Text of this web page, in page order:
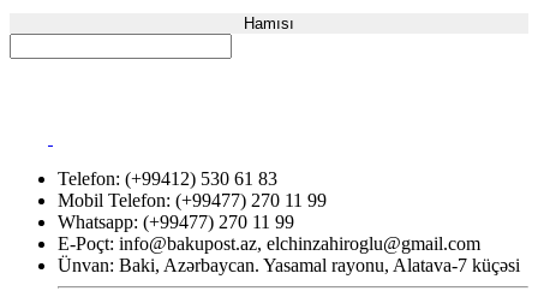
Hamısı
Telefon: (+99412) 530 61 83
Mobil Telefon: (+99477) 270 11 99
Whatsapp: (+99477) 270 11 99
E-Poçt: info@bakupost.az, elchinzahiroglu@gmail.com
Ünvan: Baki, Azərbaycan. Yasamal rayonu, Alatava-7 küçəsi